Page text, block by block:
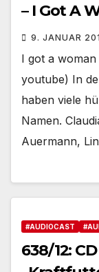
– I Got A
9. JANUAR
I got a
youtube) In
haben viele
Namen.
Auermann,
#AUDIOCAST
638/12: